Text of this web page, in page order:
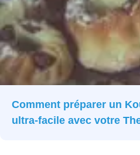
Comment préparer un
ultra-facile avec votre